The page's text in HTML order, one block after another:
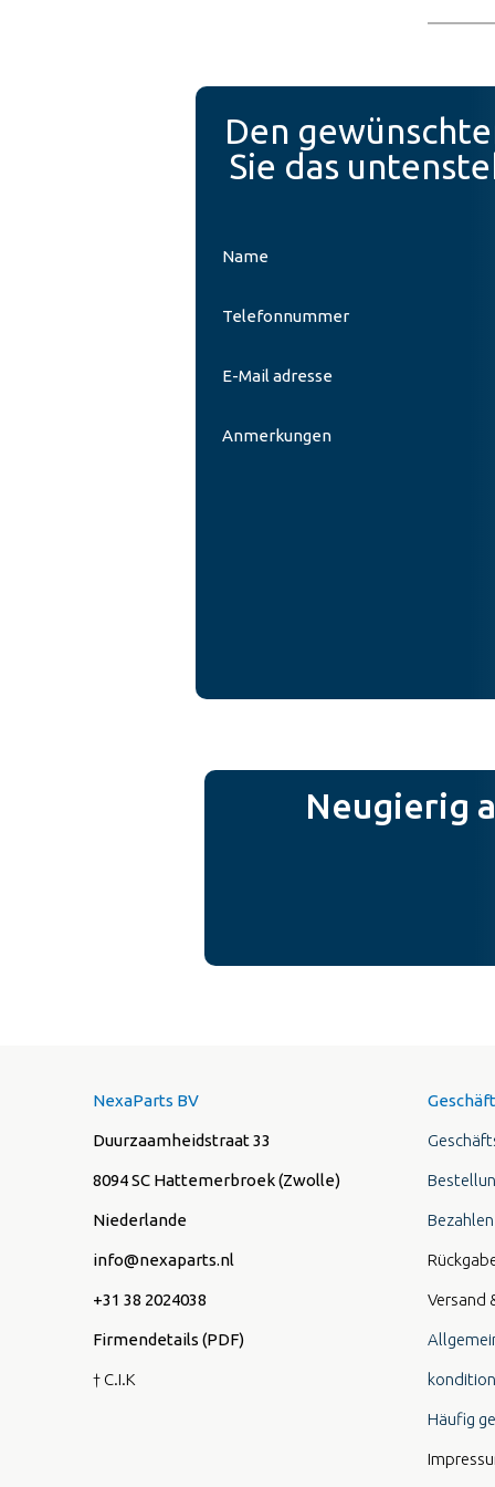
Den
Sie das
Name
Telefonnummer
E-Mail adresse
Anmerkungen
Neugierig
NexaParts BV
Duurzaamheidstraat 33
8094 SC Hattemerbroek (Zwolle)
Niederlande
info@nexaparts.nl
+31 38 2024038
Firmendetails (PDF)
† C.I.K
Bezahlen
Versand
Häufig